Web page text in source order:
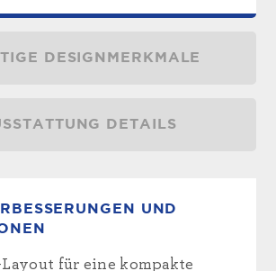
DESIGNMERKMALE
DETAILS
UND
für eine kompakte